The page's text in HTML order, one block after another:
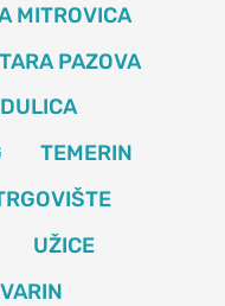
MITROVICA
PAZOVA
TEMERIN
UŽICE